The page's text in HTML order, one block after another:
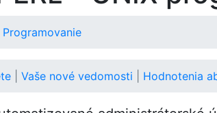
Programovanie
Vaše nové vedomosti Hodnotenia